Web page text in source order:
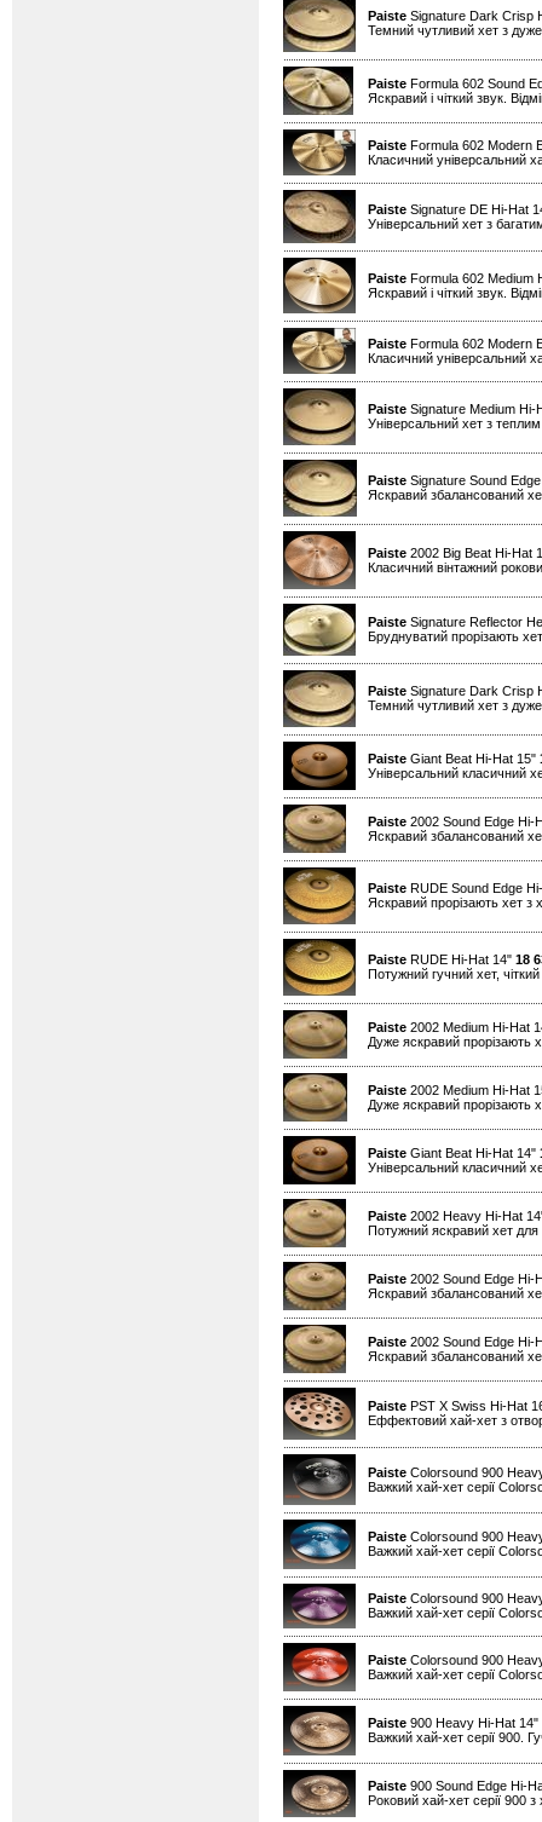
Paiste Signature Dark Crisp
Темний чутливий хет з
Paiste Formula 602 Sound
Яскравий і чіткий звук.
Paiste Formula 602 Modern
Класичний універсальний
Paiste Signature DE Hi-Hat
Універсальний хет з
Paiste Formula 602 Medium
Яскравий і чіткий звук.
Paiste Formula 602 Modern
Класичний універсальний
Paiste Signature Medium Hi-
Універсальний хет з
Paiste Signature Sound
Яскравий збалансований
Paiste 2002 Big Beat Hi-Hat
Класичний вінтажний
Paiste Signature Reflector
Бруднуватий прорізають
Paiste Signature Dark Crisp
Темний чутливий хет з
Paiste Giant Beat Hi-Hat 15"
Універсальний класичний
Paiste 2002 Sound Edge Hi-
Яскравий збалансований
Paiste RUDE Sound Edge
Яскравий прорізають хет з
Paiste RUDE Hi-Hat 14" 18
Потужний гучний хет,
Paiste 2002 Medium Hi-Hat
Дуже яскравий прорізають
Paiste 2002 Medium Hi-Hat
Дуже яскравий прорізають
Paiste Giant Beat Hi-Hat 14"
Універсальний класичний
Paiste 2002 Heavy Hi-Hat
Потужний яскравий хет для
Paiste 2002 Sound Edge Hi-
Яскравий збалансований
Paiste 2002 Sound Edge Hi-
Яскравий збалансований
Paiste PST X Swiss Hi-Hat
Еффектовий хай-хет з
Paiste Colorsound 900
Важкий хай-хет серії
Paiste Colorsound 900
Важкий хай-хет серії
Paiste Colorsound 900
Важкий хай-хет серії
Paiste Colorsound 900
Важкий хай-хет серії
Paiste 900 Heavy Hi-Hat 14"
Важкий хай-хет серії 900.
Paiste 900 Sound Edge Hi-
Роковий хай-хет серії 900